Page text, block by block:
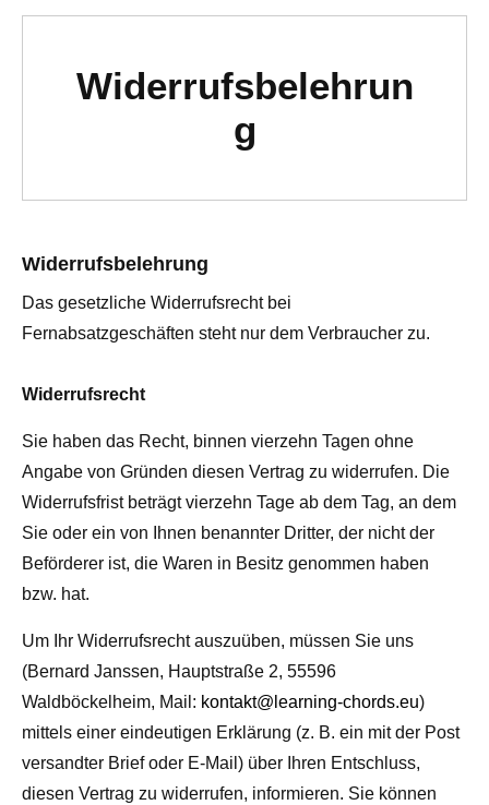
Widerrufsbelehrun
g
Widerrufsbelehrung
Das gesetzliche Widerrufsrecht bei
Fernabsatzgeschäften steht nur dem Verbraucher zu.
Widerrufsrecht
Sie haben das Recht, binnen vierzehn Tagen ohne
Angabe von Gründen diesen Vertrag zu widerrufen. Die
Widerrufsfrist beträgt vierzehn Tage ab dem Tag, an dem
Sie oder ein von Ihnen benannter Dritter, der nicht der
Beförderer ist, die Waren in Besitz genommen haben
bzw. hat.
Um Ihr Widerrufsrecht auszuüben, müssen Sie uns
(Bernard Janssen, Hauptstraße 2, 55596
Waldböckelheim, Mail: kontakt@learning-chords.eu)
mittels einer eindeutigen Erklärung (z. B. ein mit der Post
versandter Brief oder E-Mail) über Ihren Entschluss,
diesen Vertrag zu widerrufen, informieren. Sie können